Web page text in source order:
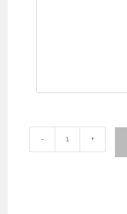
Количество
Блокнот
- +